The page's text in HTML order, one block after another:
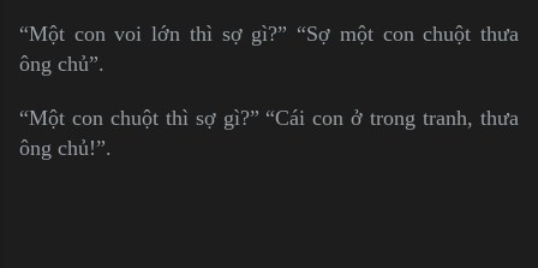
“Một con voi lớn thì sợ gì?” “Sợ một con chuột thưa
ông chủ”.
“Một con chuột thì sợ gì?” “Cái con ở trong tranh, thưa
ông chủ!”.